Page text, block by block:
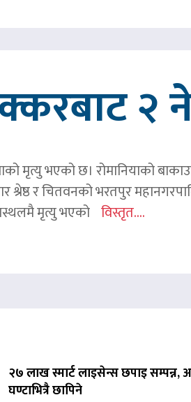
२
मृत्यु भएको छ। रोमानियाको
श्रेष्ठ र चितवनको भरतपुर
मृत्यु भएको विस्तृत....
२७ लाख स्मार्ट लाइसेन्स छपाइ सम्पन्न,
घण्टाभित्रै छापिने